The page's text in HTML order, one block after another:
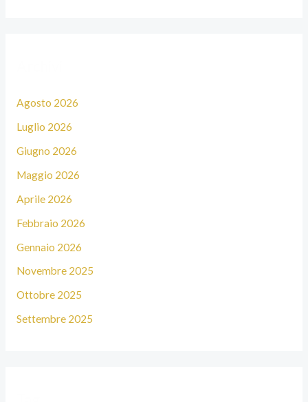
Agosto 2026
Luglio 2026
Giugno 2026
Maggio 2026
Aprile 2026
Febbraio 2026
Gennaio 2026
Novembre 2025
Ottobre 2025
Settembre 2025